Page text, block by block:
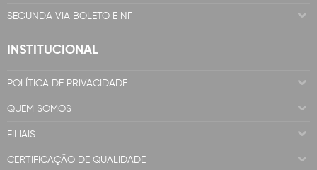
SEGUNDA VIA BOLETO E NF
INSTITUCIONAL
POLÍTICA DE PRIVACIDADE
QUEM SOMOS
FILIAIS
CERTIFICAÇÃO DE QUALIDADE